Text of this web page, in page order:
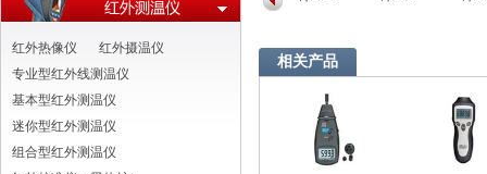
红外热像仪
红外摄温仪
专业型红外线测温仪
基本型红外测温仪
迷你型红外测温仪
组合型红外测温仪
相关产品